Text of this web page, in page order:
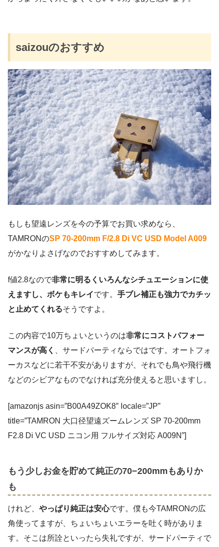
saizouのおすすめ
もしも望遠レンズを今の予算でお買い求めなら、
TAMRONのSP 70-200mm F/2.8 Di VC USD Model A009
がかなりよさげなのでおすすめしてみます。
f値2.8なので非常に明るくいろんなシチュエーションに使
えますし、ボケもキレイです。 手ブレ補正も強力でカチッ
と止めてくれるそうですよ。
この内容で10万ちょいというのは非常にコストパフォー
マンスが高く 、サードパーティならではです。オートフォ
ーカスなどに若干不安がありますが、それでも鳥や飛行機
などのシビアなものでなければ充分使えると思いますし。
[amazonjs asin=”B00A49ZOK8″ locale=”JP”
title=”TAMRON 大口径望遠ズームレンズ SP 70-200mm
F2.8 Di VC USD ニコン用 フルサイズ対応 A009N”]
もう少しお金を貯めて純正の70−200mmもありか
も
けれど、 やっぱり純正は安心です。僕も今TAMRONの広
角使ってますが、ちょいちょいエラーを吐く時がありま
す。そこは所詮といったら失礼ですが、サードパーティで